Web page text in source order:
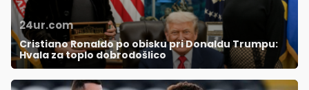
24ur.com
Cristiano Ronaldo po obisku pri Donaldu Trumpu:
Hvala za toplo dobrodošlico